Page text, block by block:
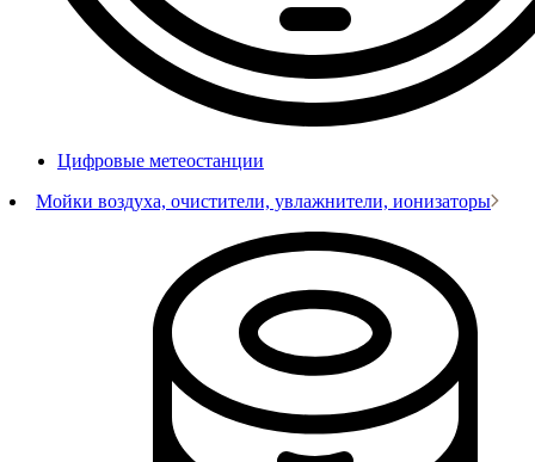
Цифровые метеостанции
Мойки воздуха, очистители, увлажнители, ионизаторы